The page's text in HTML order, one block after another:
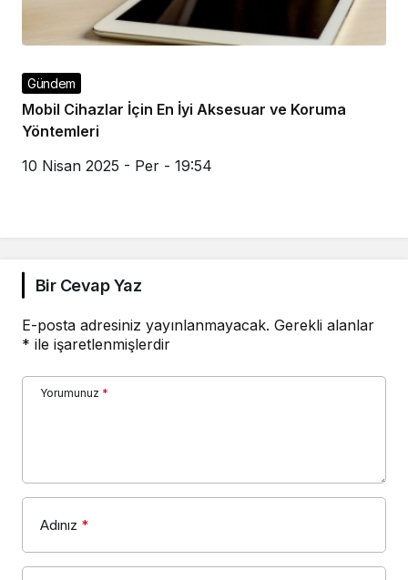
Gündem
Mobil Cihazlar İçin En İyi Aksesuar ve Koruma
Yöntemleri
10 Nisan 2025 - Per - 19:54
Bir Cevap Yaz
E-posta adresiniz yayınlanmayacak. Gerekli alanlar
* ile işaretlenmişlerdir
Yorumunuz *
Adınız *